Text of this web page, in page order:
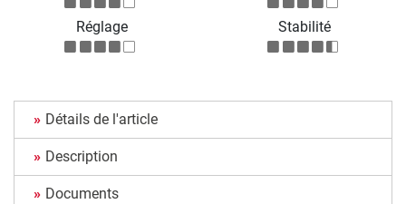
Réglage Stabilité
Détails de l'article
Description
Documents